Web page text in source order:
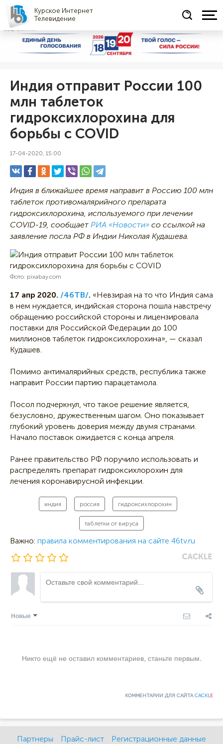
Курское Интернет
Телевидение
СОЦРЕКЛАМА
Индия отправит России 100
млн таблеток
гидроксихлорохина для
борьбы с COVID
17-04-2020, 15:00
Индия в ближайшее время направит в Россию 100 млн
таблеток противомалярийного препарата
гидроксихлорохина, используемого при лечении
COVID-19, сообщает РИА «Новости» со ссылкой на
заявление посла РФ в Индии Николая Кудашева.
Фото: pixabay.com
17 апр 2020. /46ТВ/. «Невзирая на то что Индия сама
в нем нуждается, индийская сторона пошла навстречу
обращению российской стороны и лицензировала
поставки для Российской Федерации до 100
миллионов таблеток гидроксихлорохина», — сказал
Кудашев.
Помимо антималярийных средств, республика также
направит России партию парацетамола.
Посол подчеркнул, что такое решение является,
безусловно, дружественным шагом. Оно показывает
глубокий уровень доверия между двумя странами.
Начало поставок ожидается с конца апреля.
Ранее правительство РФ поручило использовать и
распределять препарат гидроксихлорохин для
лечения коронавирусной инфекции.
индия россия гидроксихлорохин
таблетки от вируса
Важно: правила комментирования на сайте 46tv.ru
Новые
Никто ещё не оставил комментариев, станьте первым.
КОММЕНТАРИИ ДЛЯ САЙТАCACKLE
Партнеры Прайс-лист Регистрационные данные